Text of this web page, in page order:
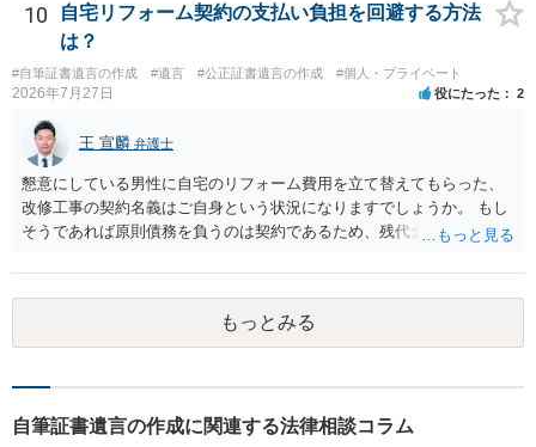
10
自宅リフォーム契約の支払い負担を回避する方法
は？
#自筆証書遺言の作成 #遺言 #公正証書遺言の作成 #個人・プライベート
2026年7月27日 役にたった 2
王 宣麟 弁護士
懇意にしている男性に自宅のリフォーム費用を立て替えてもらった、
改修工事の契約名義はご自身という状況になりますでしょうか。 もし
そうであれば原則債務を負うのは契約であるため、残代金を捻出して
ます。 入籍した場合でも、原則契約者が単独で全ての債務を負うこと
には変わりがありません。 なかなか対応に難しい案件であり、公開の
場でアドバイスを行うのも限界があるように思われますので、資料等
を持参のうえ個別に弁護士に相談されることをお勧めします。
もっとみる
自筆証書遺言の作成に関連する法律相談コラム